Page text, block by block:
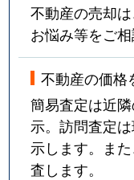
不動産の売却
お悩み等をご相
不動産の価格
簡易査定は近
示。訪問査定
示します。ま
査します。